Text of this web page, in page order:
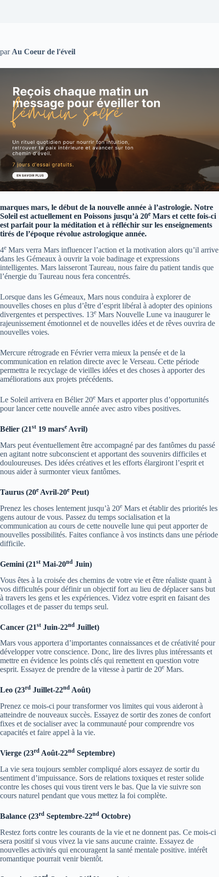
par Au Coeur de l'éveil
marques mars, le début de la nouvelle année à l’astrologie. Notre
Soleil est actuellement en Poissons jusqu’à 20e Mars et cette fois-ci
est parfait pour la méditation et à réfléchir sur les enseignements
tirés de l’époque révolue astrologique année.
4e Mars verra Mars influencer l’action et la motivation alors qu’il arrive
dans les Gémeaux à ouvrir la voie badinage et expressions
intelligentes. Mars laisseront Taureau, nous faire du patient tandis que
l’énergie du Taureau nous fera concentrés.
Lorsque dans les Gémeaux, Mars nous conduira à explorer de
nouvelles choses en plus d’être d’esprit libéral à adopter des opinions
divergentes et perspectives. 13e Mars Nouvelle Lune va inaugurer le
rajeunissement émotionnel et de nouvelles idées et de rêves ouvrira de
nouvelles voies.
Mercure rétrograde en Février verra mieux la pensée et de la
communication en relation directe avec le Verseau. Cette période
permettra le recyclage de vieilles idées et des choses à apporter des
améliorations aux projets précédents.
Le Soleil arrivera en Bélier 20e Mars et apporter plus d’opportunités
pour lancer cette nouvelle année avec astro vibes positives.
Bélier (21st 19 marse Avril)
Mars peut éventuellement être accompagné par des fantômes du passé
en agitant notre subconscient et apportant des souvenirs difficiles et
douloureuses. Des idées créatives et les efforts élargiront l’esprit et
nous aider à surmonter vieux fantômes.
Taurus (20e Avril-20e Peut)
Prenez les choses lentement jusqu’à 20e Mars et établir des priorités les
gens autour de vous. Passez du temps socialisation et la
communication au cours de cette nouvelle lune qui peut apporter de
nouvelles possibilités. Faites confiance à vos instincts dans une période
difficile.
Gemini (21st Mai-20nd Juin)
Vous êtes à la croisée des chemins de votre vie et être réaliste quant à
vos difficultés pour définir un objectif fort au lieu de déplacer sans but
à travers les gens et les expériences. Videz votre esprit en faisant des
collages et de passer du temps seul.
Cancer (21st Juin-22nd Juillet)
Mars vous apportera d’importantes connaissances et de créativité pour
développer votre conscience. Donc, lire des livres plus intéressants et
mettre en évidence les points clés qui remettent en question votre
esprit. Essayez de prendre de la vitesse à partir de 20e Mars.
Leo (23rd Juillet-22nd Août)
Prenez ce mois-ci pour transformer vos limites qui vous aideront à
atteindre de nouveaux succès. Essayez de sortir des zones de confort
fixes et de socialiser avec la communauté pour comprendre vos
capacités et faire appel à la vie.
Vierge (23rd Août-22nd Septembre)
La vie sera toujours sembler compliqué alors essayez de sortir du
sentiment d’impuissance. Sors de relations toxiques et rester solide
contre les choses qui vous tirent vers le bas. Que la vie suivre son
cours naturel pendant que vous mettez la foi complète.
Balance (23rd Septembre-22nd Octobre)
Restez forts contre les courants de la vie et ne donnent pas. Ce mois-ci
sera positif si vous vivez la vie sans aucune crainte. Essayez de
nouvelles activités qui encouragent la santé mentale positive. intérêt
romantique pourrait venir bientôt.